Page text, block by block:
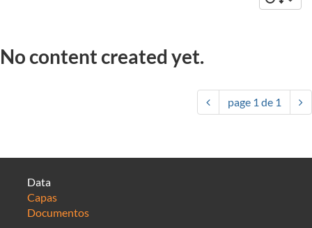
No content created yet.
page 1 de 1
Data
Capas
Documentos